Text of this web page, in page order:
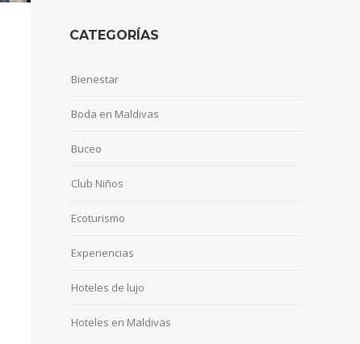
CATEGORÍAS
Bienestar
Boda en Maldivas
Buceo
Club Niños
Ecoturismo
Experiencias
Hoteles de lujo
Hoteles en Maldivas